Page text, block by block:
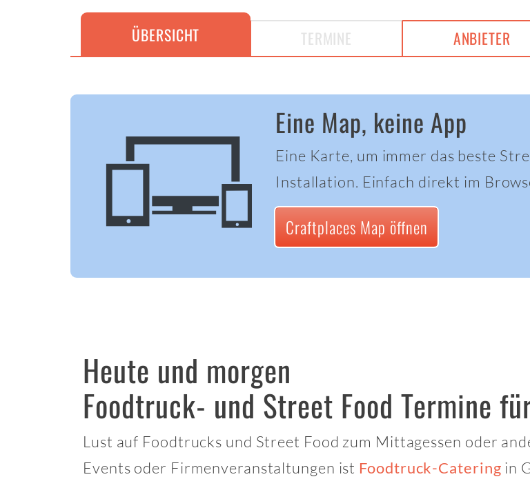
ÜBERSICHT TERMINE ANBIETER
Eine Map, keine App
Eine Karte, um immer das beste
Installation. Einfach direkt im
Craftplaces Map öffnen
Heute und morgen
Foodtruck- und Street Food Termine
Lust auf Foodtrucks und Street Food zum Mittagessen oder
Events oder Firmenveranstaltungen ist Foodtruck-Catering in